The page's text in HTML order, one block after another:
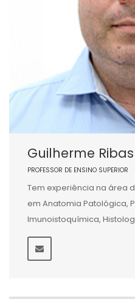
Guilherme
PROFESSOR DE ENSINO SUPERIOR
Tem experiência na área
em Anatomia Patológica,
Imunoistoquímica,